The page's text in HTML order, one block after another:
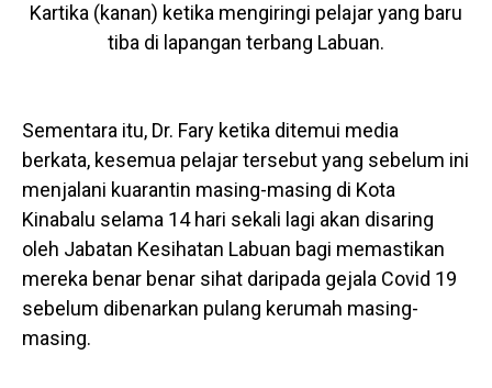
Kartika (kanan) ketika mengiringi pelajar yang baru
tiba di lapangan terbang Labuan.
Sementara itu, Dr. Fary ketika ditemui media
berkata, kesemua pelajar tersebut yang sebelum ini
menjalani kuarantin masing-masing di Kota
Kinabalu selama 14 hari sekali lagi akan disaring
oleh Jabatan Kesihatan Labuan bagi memastikan
mereka benar benar sihat daripada gejala Covid 19
sebelum dibenarkan pulang kerumah masing-
masing.